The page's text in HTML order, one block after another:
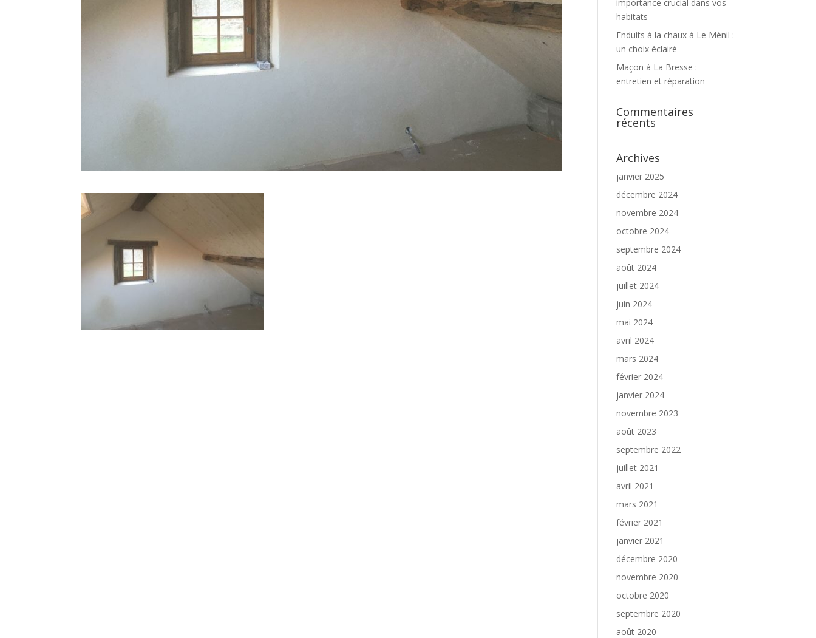
importance crucial dans vos
habitats
Enduits à la chaux à Le Ménil :
un choix éclairé
Maçon à La Bresse :
entretien et réparation
Commentaires
récents
Archives
janvier 2025
décembre 2024
novembre 2024
octobre 2024
septembre 2024
août 2024
juillet 2024
juin 2024
mai 2024
avril 2024
mars 2024
février 2024
janvier 2024
novembre 2023
août 2023
septembre 2022
juillet 2021
avril 2021
mars 2021
février 2021
janvier 2021
décembre 2020
novembre 2020
octobre 2020
septembre 2020
août 2020